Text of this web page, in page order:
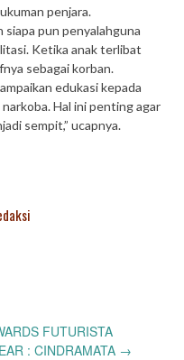
penjara.
siapa pun penyalahguna
Ketika anak terlibat
sebagai korban.
edukasi kepada
Hal ini penting agar
sempit,” ucapnya.
FUTURISTA
: CINDRAMATA →